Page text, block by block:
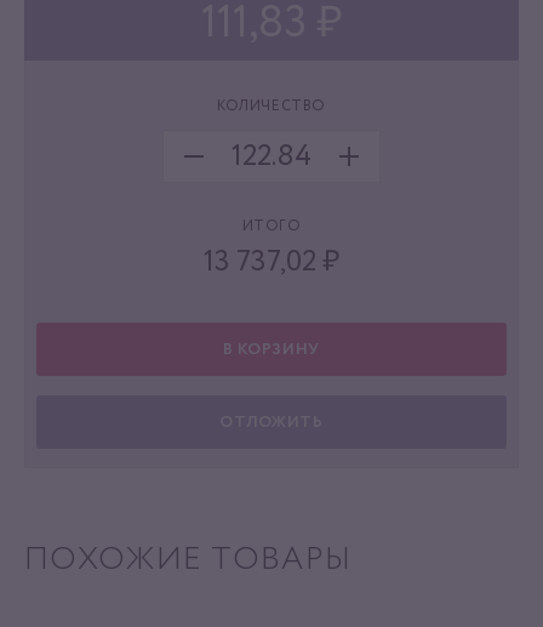
КОЛИЧЕСТВО
ИТОГО
13 737,02 ₽
В КОРЗИНУ
ПОХОЖИЕ ТОВАРЫ